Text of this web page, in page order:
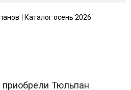
Каталог осень 2026
приобрели Тюльпан